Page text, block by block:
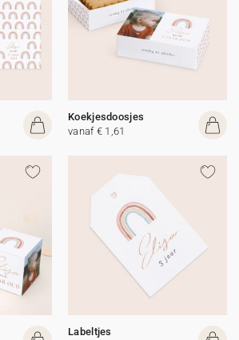
Koekjesdoosjes
vanaf € 1,61
Labeltjes